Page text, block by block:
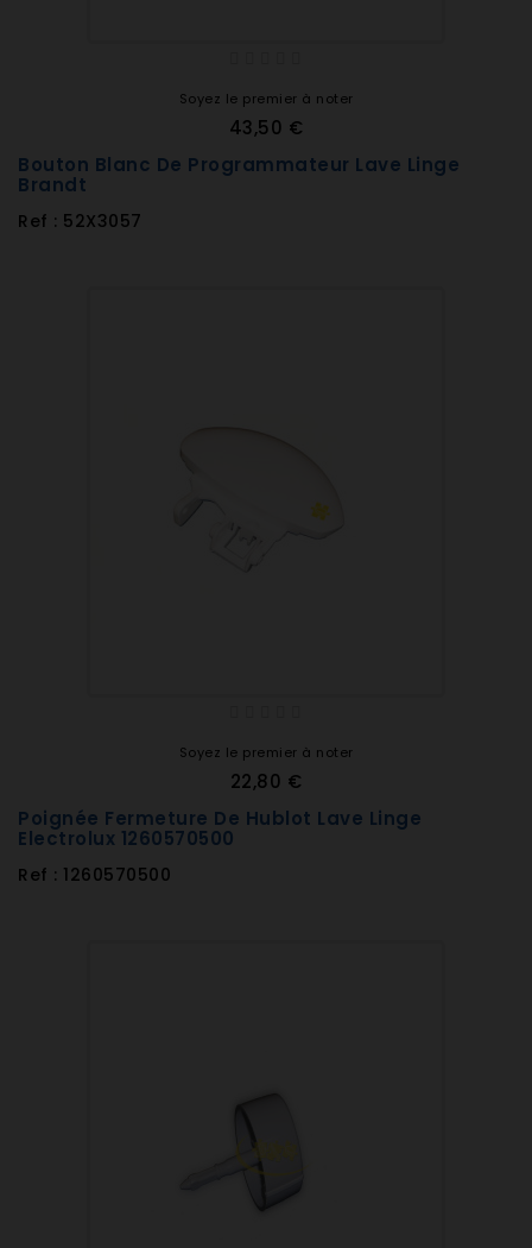
Soyez le premier à noter
43,50 €
Bouton Blanc De Programmateur Lave Linge
Brandt
Ref : 52X3057
Soyez le premier à noter
22,80 €
Poignée Fermeture De Hublot Lave Linge
Electrolux 1260570500
Ref : 1260570500